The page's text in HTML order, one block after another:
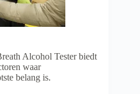
Alcohol Tester biedt
waar
belang is.